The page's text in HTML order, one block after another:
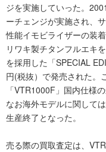
ジを実施していった。
ーチェンジが実施され、
性能イモビライザーの装
リワキ製チタンフルエキ
を採用した「SPECIAL
円(税抜）で発売された。
「VTR1000F」国内仕様
なお海外モデルに関して
生産終了となった。
売る際の買取査定は、